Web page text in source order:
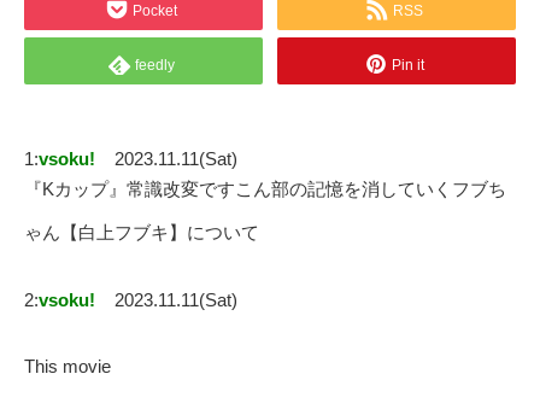
Pocket RSS
feedly Pin it
1:vsoku!
2023.11.11(Sat)
『Kカップ』常識改変ですこん部の記憶を消していくフブち
ゃん【白上フブキ】について
2:vsoku! 2023.11.11(Sat)
This movie